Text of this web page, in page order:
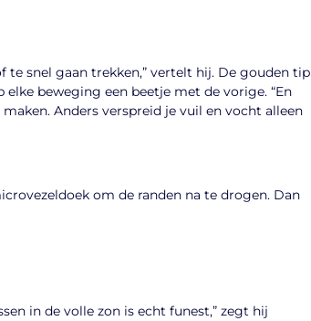
te snel gaan trekken,” vertelt hij. De gouden tip
elke beweging een beetje met de vorige. “En
Anders verspreid je vuil en vocht alleen
om de randen na te drogen. Dan
in de volle zon is echt funest,” zegt hij